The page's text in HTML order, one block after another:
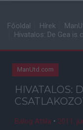
Főoldal Hírek
Hivatalos: De Gea is
ManUtd.com
HIVATALOS:
Balog Attila • 2011.